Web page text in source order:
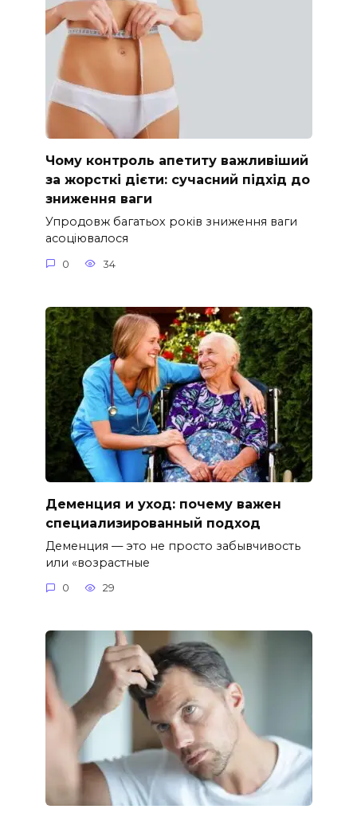
Чому контроль апетиту важливіший
за жорсткі дієти: сучасний підхід до
зниження ваги
Упродовж багатьох років зниження ваги
асоціювалося
0 34
Деменция и уход: почему важен
специализированный подход
Деменция — это не просто забывчивость
или «возрастные
0 29